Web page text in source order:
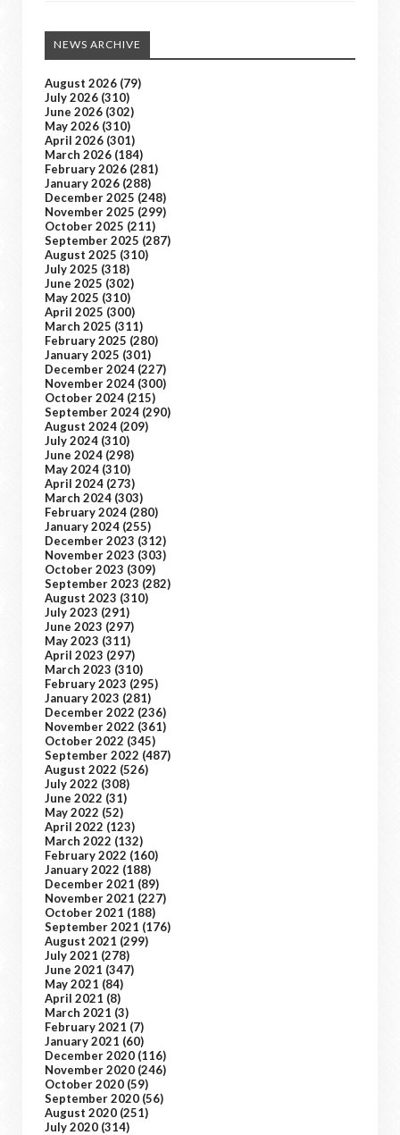
NEWS ARCHIVE
August 2026 (79)
July 2026 (310)
June 2026 (302)
May 2026 (310)
April 2026 (301)
March 2026 (184)
February 2026 (281)
January 2026 (288)
December 2025 (248)
November 2025 (299)
October 2025 (211)
September 2025 (287)
August 2025 (310)
July 2025 (318)
June 2025 (302)
May 2025 (310)
April 2025 (300)
March 2025 (311)
February 2025 (280)
January 2025 (301)
December 2024 (227)
November 2024 (300)
October 2024 (215)
September 2024 (290)
August 2024 (209)
July 2024 (310)
June 2024 (298)
May 2024 (310)
April 2024 (273)
March 2024 (303)
February 2024 (280)
January 2024 (255)
December 2023 (312)
November 2023 (303)
October 2023 (309)
September 2023 (282)
August 2023 (310)
July 2023 (291)
June 2023 (297)
May 2023 (311)
April 2023 (297)
March 2023 (310)
February 2023 (295)
January 2023 (281)
December 2022 (236)
November 2022 (361)
October 2022 (345)
September 2022 (487)
August 2022 (526)
July 2022 (308)
June 2022 (31)
May 2022 (52)
April 2022 (123)
March 2022 (132)
February 2022 (160)
January 2022 (188)
December 2021 (89)
November 2021 (227)
October 2021 (188)
September 2021 (176)
August 2021 (299)
July 2021 (278)
June 2021 (347)
May 2021 (84)
April 2021 (8)
March 2021 (3)
February 2021 (7)
January 2021 (60)
December 2020 (116)
November 2020 (246)
October 2020 (59)
September 2020 (56)
August 2020 (251)
July 2020 (314)